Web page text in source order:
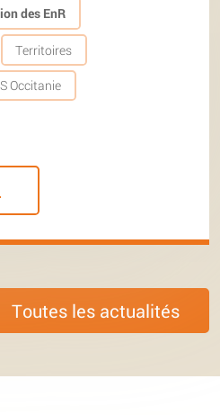
des EnR
Territoires
Occitanie
Toutes les actualités